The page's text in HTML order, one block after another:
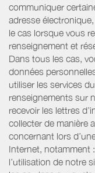
communiquer
adresse
le cas lorsque vous
renseignement et
Dans tous les cas,
données
utiliser les services
renseignements sur
recevoir les lettres
collecter de manière
concernant lors
Internet, notamment
l’utilisation de notre